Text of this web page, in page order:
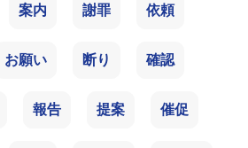
案内 謝罪 依頼
お願い 断り 確認
報告 提案 催促